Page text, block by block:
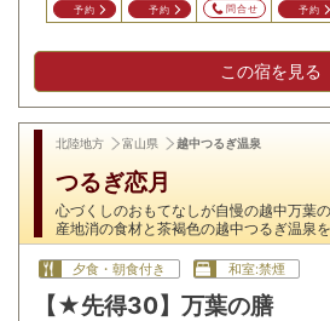
予約 予約 問合せ 予約
この宿を見る
北陸地方 富山県 越中つるぎ温泉
つるぎ恋月
心づくしのおもてなしが自慢の越中万葉
産地消の食材と茶褐色の越中つるぎ温泉を
夕食・朝食付き 和室:禁煙
【★先得30】万葉の膳